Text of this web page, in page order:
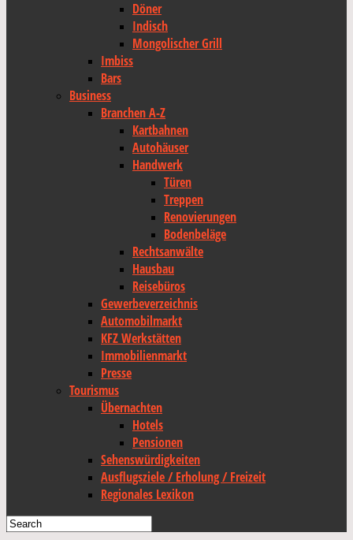
Döner
Indisch
Mongolischer Grill
Imbiss
Bars
Business
Branchen A-Z
Kartbahnen
Autohäuser
Handwerk
Türen
Treppen
Renovierungen
Bodenbeläge
Rechtsanwälte
Hausbau
Reisebüros
Gewerbeverzeichnis
Automobilmarkt
KFZ Werkstätten
Immobilienmarkt
Presse
Tourismus
Übernachten
Hotels
Pensionen
Sehenswürdigkeiten
Ausflugsziele / Erholung / Freizeit
Regionales Lexikon